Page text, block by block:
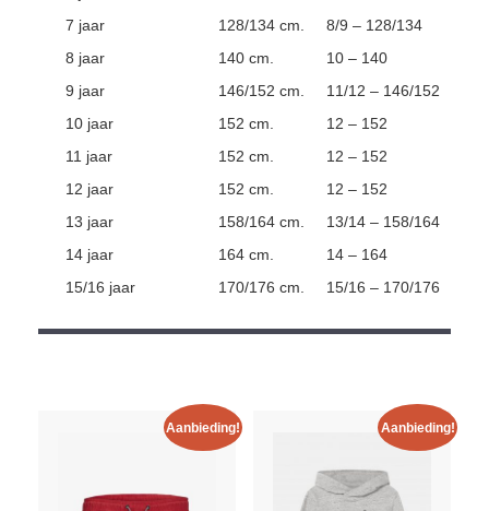
7 jaar
128/134 cm.
8/9 – 128/134
8 jaar
140 cm.
10 – 140
9 jaar
146/152 cm.
11/12 – 146/152
10 jaar
152 cm.
12 – 152
11 jaar
152 cm.
12 – 152
12 jaar
152 cm.
12 – 152
13 jaar
158/164 cm.
13/14 – 158/164
14 jaar
164 cm.
14 – 164
15/16 jaar
170/176 cm. 15/16 – 170/176
Aanbieding! Aanbieding!